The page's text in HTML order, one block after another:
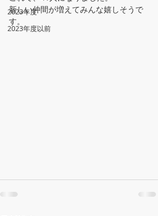
2023年度
2023年度以前
新しい仲間が増えてみんな嬉しそうで
す。